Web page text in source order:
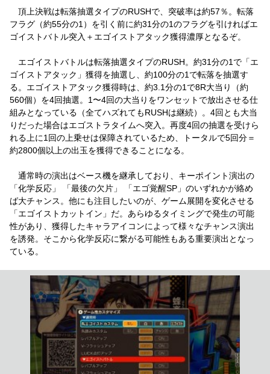
頂上決戦は転落抽選タイプのRUSHで、突破率は約57％。転落
フラグ（約55分の1）を引く前に約31分の1のフラグを引ければエ
ゴイストバトル突入＋エゴイストアタック獲得濃厚となるぞ。
エゴイストバトルは転落抽選タイプのRUSH。約31分の1で「エ
ゴイストアタック」獲得を抽選し、約100分の1で転落を抽選す
る。エゴイストアタック獲得時は、約3.1分の1で8R大当り（約
560個）を4回抽選。1〜4回の大当りをワンセットで放出させる仕
組みとなっている（全てハズれてもRUSHは継続）。4回とも大当
りだった場合はエゴストラタイムへ突入。再度4回の抽選を受けら
れる上に1回の上乗せは保障されているため、トータルで5回分＝
約2800個以上の出玉を獲得できることになる。
通常時の演出はベース機を継承しており、キーポイント演出の
「化学反応」 「最後の欠片」 「エゴ覚醒SP」のいずれかが絡め
ば大チャンス。他にも注目したいのが、ゲーム展開を変化させる
「エゴイストカットイン」だ。あらゆるタイミングで発生の可能
性があり、獲得したキャラアイコンによって様々なチャンス演出
を誘発。そこから化学反応に繋がる可能性もある重要演出となっ
ている。